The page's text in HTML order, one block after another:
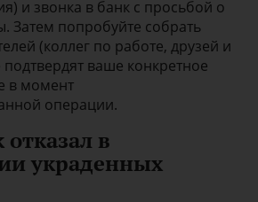
и звонка в банк с просьбой о
Затем попробуйте собрать
(коллег по работе, друзей и
ваше конкретное
в момент
операции.
в
украденных